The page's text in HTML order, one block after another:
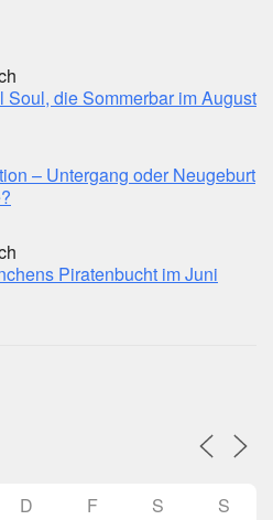
Soul, die Sommerbar im August
– Untergang oder Neugeburt
Piratenbucht im Juni
D F S S